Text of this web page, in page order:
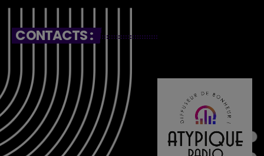
CONTACTS :